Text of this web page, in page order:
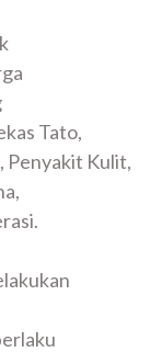
Tato,
Penyakit Kulit,